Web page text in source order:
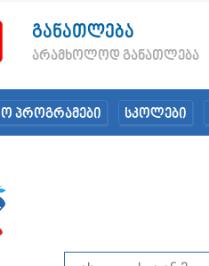
განათლება
არამხოლოდ განათლება
პროგრამები სკოლები